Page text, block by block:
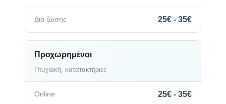
25€ - 35€
Προχωρημένοι
Πτυχιακή, κατατακτήριες
25€ - 35€